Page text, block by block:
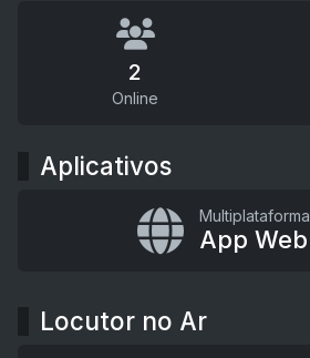
2
Online
Aplicativos
Multiplataforma
App Web
Locutor no Ar